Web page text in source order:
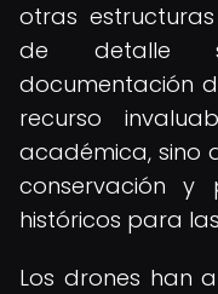
otras
de detalle
documentación
recurso
académica, sino
conservación y
históricos para
Los drones han